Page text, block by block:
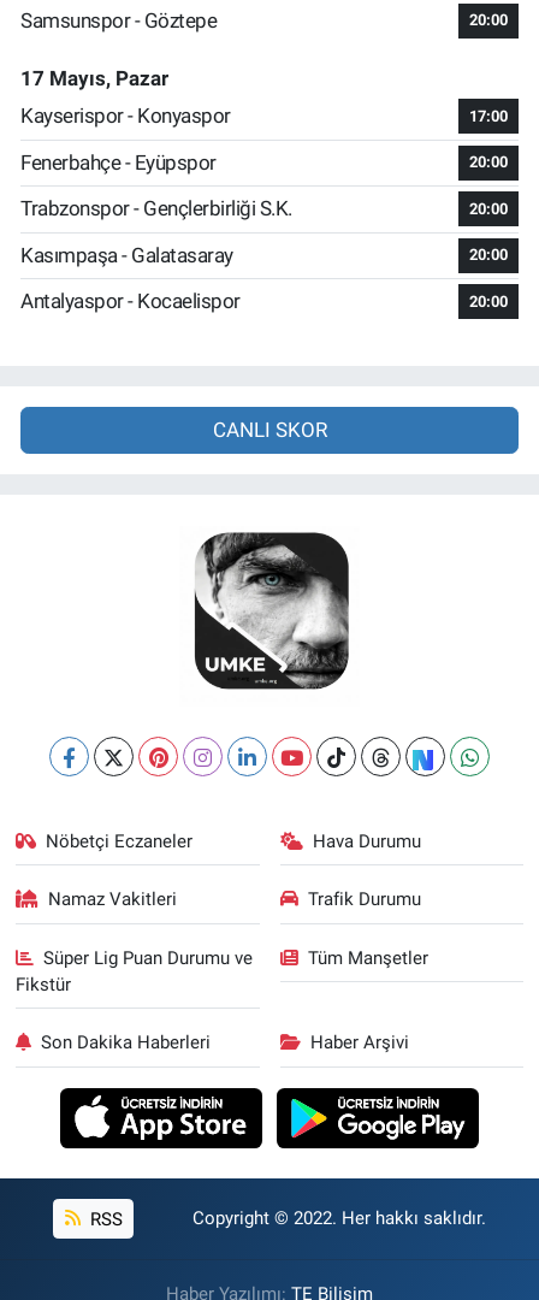
Samsunspor - Göztepe 20:00
17 Mayıs, Pazar
Kayserispor - Konyaspor
17:00
Fenerbahçe - Eyüpspor 20:00
Trabzonspor - Gençlerbirliği S.K. 20:00
Kasımpaşa - Galatasaray 20:00
Antalyaspor - Kocaelispor 20:00
CANLI SKOR
Nöbetçi Eczaneler Hava Durumu
Namaz Vakitleri Trafik Durumu
Süper Lig Puan Durumu ve
Fikstür
Tüm Manşetler
Son Dakika Haberleri Haber Arşivi
RSS Copyright © 2022. Her hakkı saklıdır.
Haber Yazılımı: TE Bilişim